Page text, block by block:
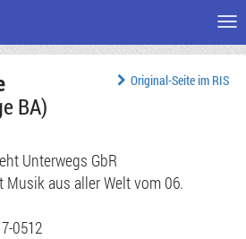
Original-Seite im RIS
BA)
Unterwegs GbR
aus aller Welt vom 06.
0512